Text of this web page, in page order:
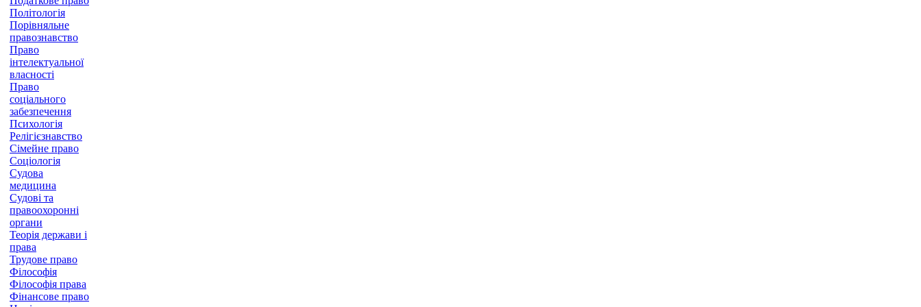
Політологія
Порівняльне
правознавство
Право
інтелектуальної
власності
Право
соціального
забезпечення
Психологія
Релігієзнавство
Сімейне право
Соціологія
Судова
медицина
Судові та
правоохоронні
органи
Теорія держави і
права
Трудове право
Філософія
Філософія права
Фінансове право